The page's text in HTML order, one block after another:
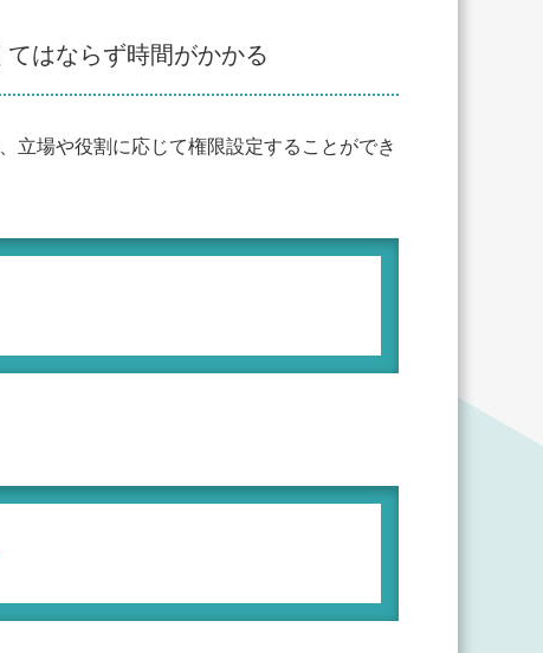
はならず時間がかかる
立場や役割に応じて権限設定することができ